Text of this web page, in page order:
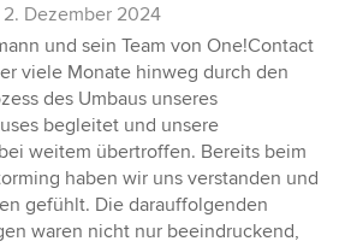
2. Dezember 2024
und sein Team von One!Contact
viele Monate hinweg durch den
des Umbaus unseres
begleitet und unsere
weitem übertroffen. Bereits beim
haben wir uns verstanden und
gefühlt. Die darauffolgenden
waren nicht nur beeindruckend,